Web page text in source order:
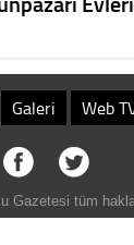
Galeri Web
Gazetesi tüm